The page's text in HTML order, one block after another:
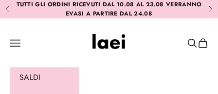
Vai al contenuto
Precedente
TUTTI GLI ORDINI RICEVUTI DAL 10.08 AL 23.08 VERRANNO
EVASI A PARTIRE DAL 24.08
Laei
Menù
Cerca
SALDI